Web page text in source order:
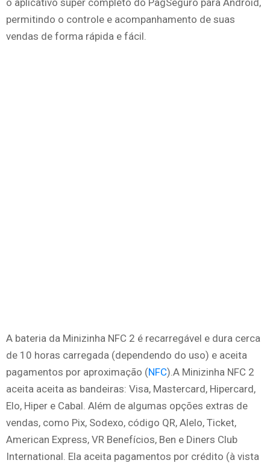
permitindo o controle e acompanhamento de suas
vendas de forma rápida e fácil.
A bateria da Minizinha NFC 2 é recarregável e dura cerca
de 10 horas carregada (dependendo do uso) e aceita
pagamentos por aproximação (NFC).A Minizinha NFC 2
aceita aceita as bandeiras: Visa, Mastercard, Hipercard,
Elo, Hiper e Cabal. Além de algumas opções extras de
vendas, como Pix, Sodexo, código QR, Alelo, Ticket,
American Express, VR Benefícios, Ben e Diners Club
International. Ela aceita pagamentos por crédito (à vista